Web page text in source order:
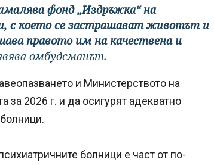
фонд „Издръжка“ на
с което се застрашават животът и
правото им на качествена и
омбудсманът.
и Министерството на
2026 г. и да осигурят адекватно
болници е част от по-